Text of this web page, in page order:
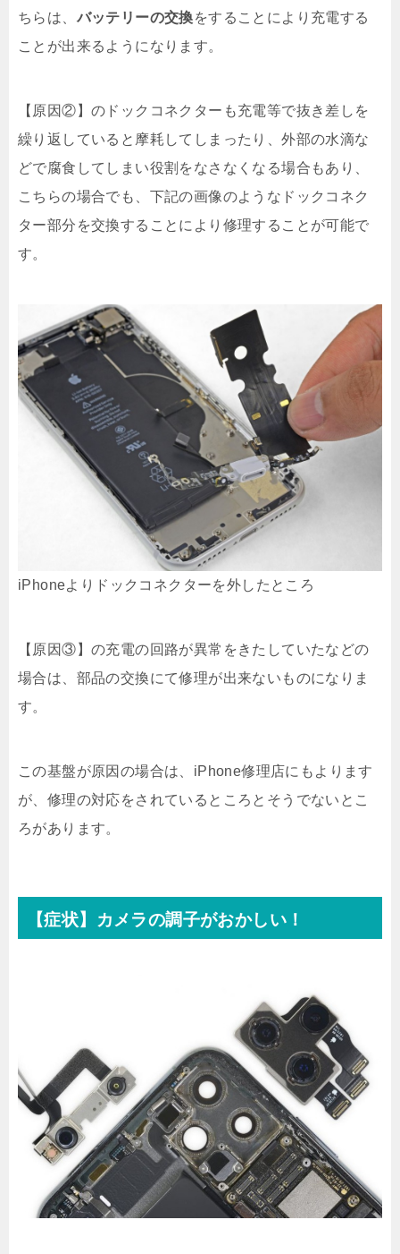
ちらは、 バッテリーの交換をすることにより充電する
ことが出来るようになります。
【原因②】のドックコネクターも充電等で抜き差しを
繰り返していると摩耗してしまったり、外部の水滴な
どで腐食してしまい役割をなさなくなる場合もあり、
こちらの場合でも、下記の画像のようなドックコネク
ター部分を交換することにより修理することが可能で
す。
iPhoneよりドックコネクターを外したところ
【原因③】の充電の回路が異常をきたしていたなどの
場合は、部品の交換にて修理が出来ないものになりま
す。
この基盤が原因の場合は、iPhone修理店にもよります
が、修理の対応をされているところとそうでないとこ
ろがあります。
【症状】カメラの調子がおかしい！